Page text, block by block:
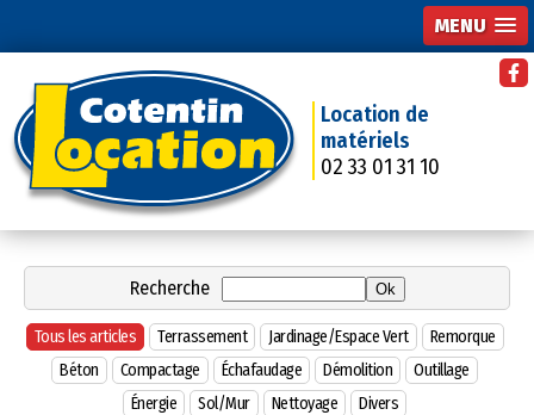
MENU
Location de
matériels
02 33 01 31 10
Tous les articles Terrassement Jardinage/Espace Vert
Remorque
Béton
Compactage Échafaudage Démolition
Outillage
Énergie
Sol/Mur Nettoyage Divers
Recherche